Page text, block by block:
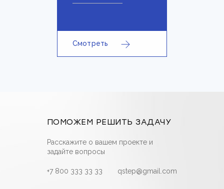
Смотреть
ПОМОЖЕМ РЕШИТЬ ЗАДАЧУ
Расскажите о вашем проекте и
задайте вопросы
+7 800 333 33 33 qstep@gmail.com